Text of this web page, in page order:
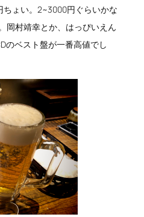
ちょい。2~3000円ぐらいかな
岡村靖幸とか、はっぴいえん
のベスト盤が一番高値でし